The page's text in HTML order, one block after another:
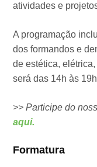
atividades e
A programação
dos formandos e
de estética,
será das 14h às
>> Participe do
aqui.
Formatura